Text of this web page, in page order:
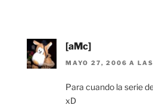
[aMc]
MAYO 27, 2006 A
Para cuando la serie
xD